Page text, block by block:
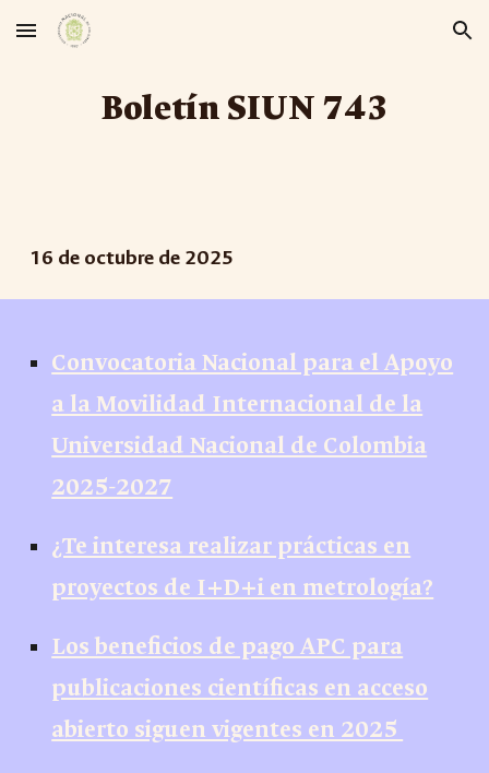
Skip to main content Skip to navigation
Boletín SIUN 743
16 de octubre de 2025
Convocatoria Nacional para el Apoyo
a la Movilidad Internacional de la
Universidad Nacional de Colombia
2025-2027
¿Te interesa realizar prácticas en
proyectos de I+D+i en metrología?
Los beneficios de pago APC para
publicaciones científicas en acceso
abierto siguen vigentes en 2025